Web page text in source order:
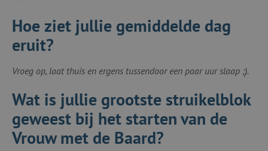
Hoe ziet jullie gemiddelde dag
eruit?
Vroeg op, laat thuis en ergens tussendoor een paar uur slaap ;).
Wat is jullie grootste struikelblok
geweest bij het starten van de
Vrouw met de Baard?